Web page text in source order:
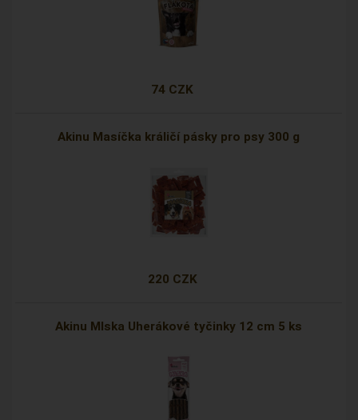
74 CZK
Akinu Masíčka králičí pásky pro psy 300 g
220 CZK
Akinu Mlska Uherákové tyčinky 12 cm 5 ks